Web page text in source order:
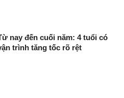
nay đến cuối năm: 4 tuổi có
trình tăng tốc rõ rệt